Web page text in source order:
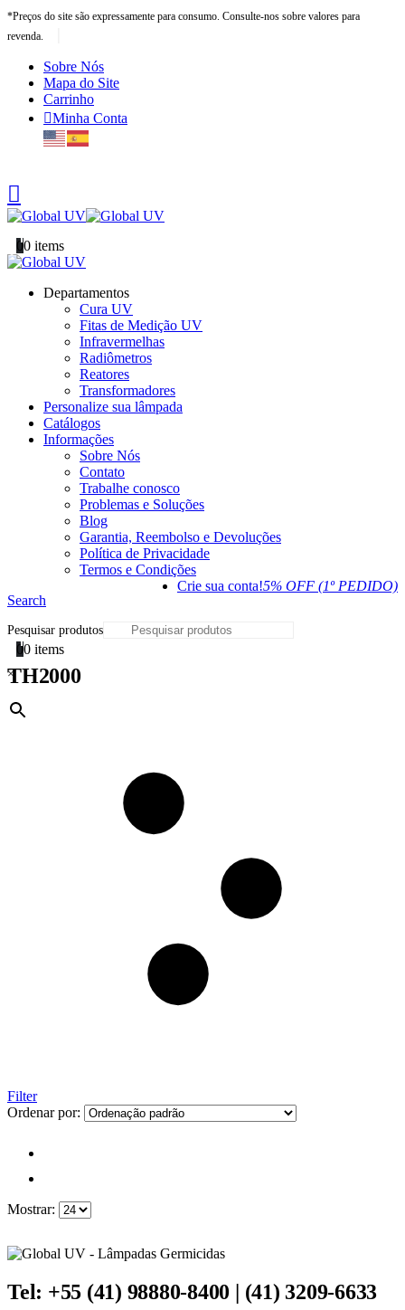
*Preços do site são expressamente para consumo. Consulte-nos sobre valores para
revenda.
Sobre Nós
Mapa do Site
Carrinho
Minha Conta
00 items
Departamentos
Cura UV
Fitas de Medição UV
Infravermelhas
Radiômetros
Reatores
Transformadores
Personalize sua lâmpada
Catálogos
Informações
Sobre Nós
Contato
Trabalhe conosco
Problemas e Soluções
Blog
Garantia, Reembolso e Devoluções
Política de Privacidade
Termos e Condições
Crie sua conta!5% OFF (1º PEDIDO)
Search
Pesquisar produtos
×
00 items
TH2000
Filter
Ordenar por:
Mostrar:
Tel: +55 (41) 98880-8400 | (41) 3209-6633